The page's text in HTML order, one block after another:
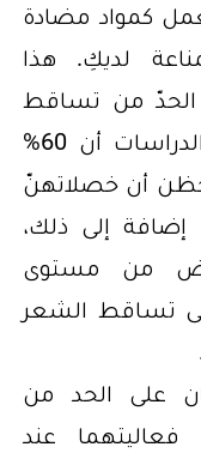
كمواد مضادة
لديكِ. هذا
الحدّ من تساقط
الشعر والصلع، وقد أثبتت الدراسات أن 60%
أن خصلاتهنّ
إلى ذلك،
من مستوى
تساقط الشعر
على الحد من
عند